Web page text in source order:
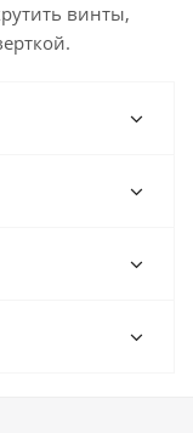
винты,